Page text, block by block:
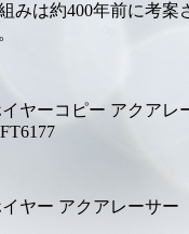
みは約400年前に考案
ヤーコピー アクアレ
ヤー アクアレーサー